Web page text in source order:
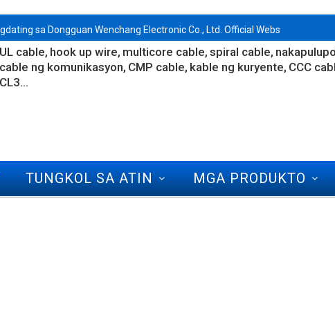
sa Dongguan Wenchang Electronic Co., Ltd. Official Webs
UL cable hook up wire multicore cable spiral cable
cable ng komunikasyon CMP cable kable ng kuryente CCC
CL3...
TUNGKOL SA ATIN MGA PRODUKTO